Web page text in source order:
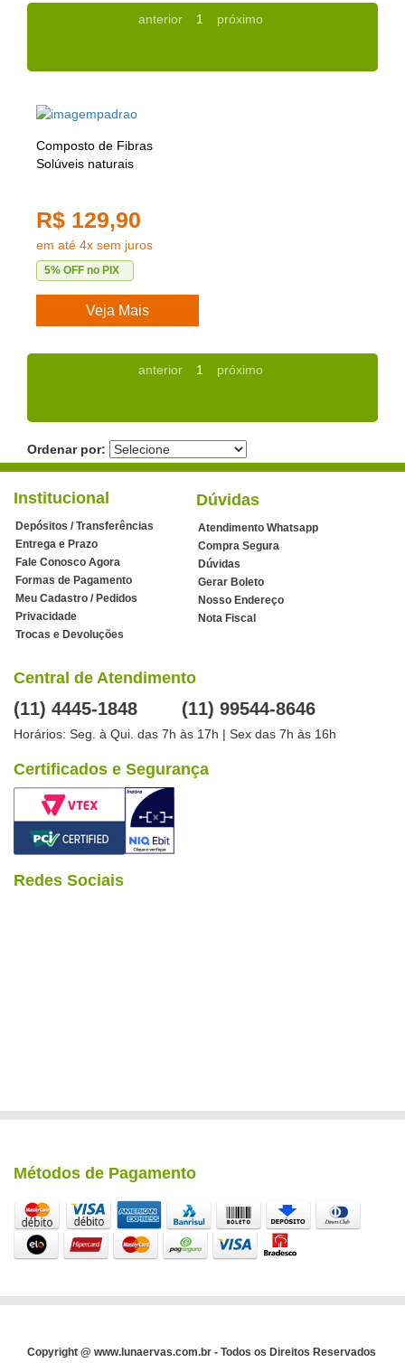
anterior 1 próximo
Composto de Fibras
Solúveis naturais
R$ 129,90
em até 4x sem juros
5% OFF no PIX
Veja Mais
anterior 1 próximo
Ordenar por:
Institucional
Depósitos / Transferências
Entrega e Prazo
Fale Conosco Agora
Formas de Pagamento
Meu Cadastro / Pedidos
Privacidade
Trocas e Devoluções
Dúvidas
Atendimento Whatsapp
Compra Segura
Dúvidas
Gerar Boleto
Nosso Endereço
Nota Fiscal
Central de Atendimento
(11) 4445-1848 (11) 99544-8646
Horários: Seg. à Qui. das 7h às 17h | Sex das 7h às 16h
Certificados e Segurança
Redes Sociais
Métodos de Pagamento
Copyright @ www.lunaervas.com.br - Todos os Direitos Reservados